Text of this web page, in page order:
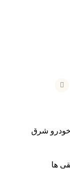
خودرو شرق
ها